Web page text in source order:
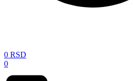
0 RSD
0